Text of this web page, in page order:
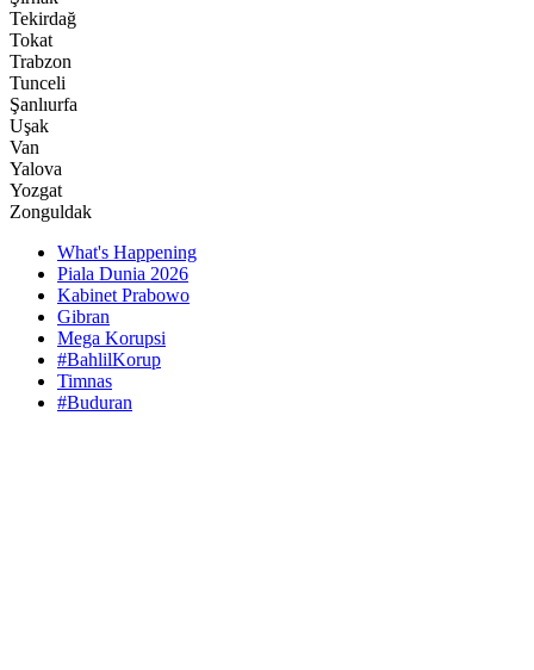
Tekirdağ
Tokat
Trabzon
Tunceli
Şanlıurfa
Uşak
Van
Yalova
Yozgat
Zonguldak
What's Happening
Piala Dunia 2026
Kabinet Prabowo
Gibran
Mega Korupsi
#BahlilKorup
Timnas
#Buduran